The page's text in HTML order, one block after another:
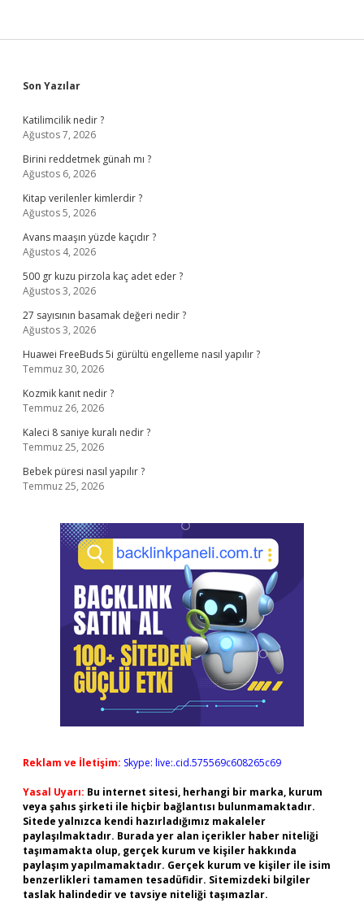
Sidebar
Son Yazılar
Katilimcilik nedir ?
Ağustos 7, 2026
Birini reddetmek günah mı ?
Ağustos 6, 2026
Kitap verilenler kimlerdir ?
Ağustos 5, 2026
Avans maaşın yüzde kaçıdır ?
Ağustos 4, 2026
500 gr kuzu pirzola kaç adet eder ?
Ağustos 3, 2026
27 sayısının basamak değeri nedir ?
Ağustos 3, 2026
Huawei FreeBuds 5i gürültü engelleme nasıl yapılır ?
Temmuz 30, 2026
Kozmik kanıt nedir ?
Temmuz 26, 2026
Kaleci 8 saniye kuralı nedir ?
Temmuz 25, 2026
Bebek püresi nasıl yapılır ?
Temmuz 25, 2026
Reklam ve İletişim: Skype: live:.cid.575569c608265c69
Yasal Uyarı: Bu internet sitesi, herhangi bir marka, kurum
veya şahıs şirketi ile hiçbir bağlantısı bulunmamaktadır.
Sitede yalnızca kendi hazırladığımız makaleler
paylaşılmaktadır. Burada yer alan içerikler haber niteliği
taşımamakta olup, gerçek kurum ve kişiler hakkında
paylaşım yapılmamaktadır. Gerçek kurum ve kişiler ile isim
benzerlikleri tamamen tesadüfidir. Sitemizdeki bilgiler
taslak halindedir ve tavsiye niteliği taşımazlar.